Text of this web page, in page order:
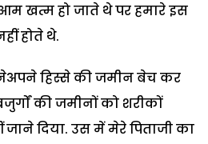
खत्म हो जाते थे पर हमारे इस
होते थे.
हिस्से की जमीन बेच कर
की जमीनों को शरीकों
जाने दिया. उस में मेरे पिताजी का